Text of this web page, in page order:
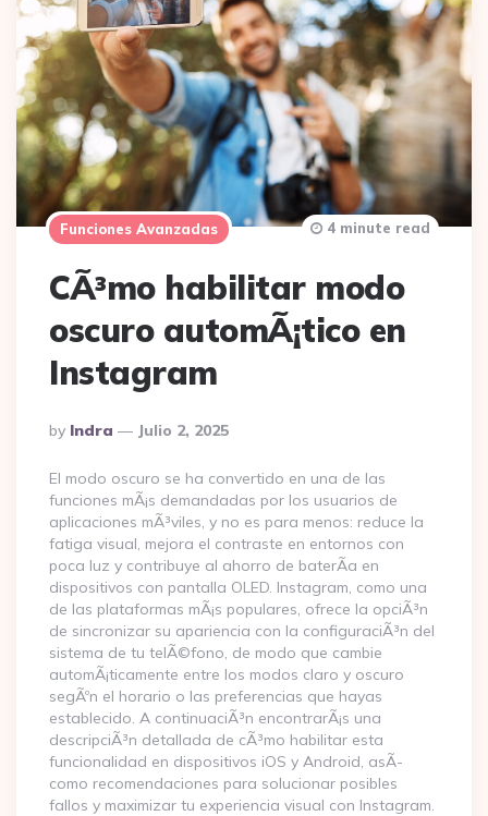
Funciones Avanzadas
CÃ³mo habilitar modo
oscuro automÃ¡tico en
Instagram
Posted
By
By Indra Julio 2, 2025
4 minute read
El modo oscuro se ha convertido en una de las
funciones mÃ¡s demandadas por los usuarios de
aplicaciones mÃ³viles, y no es para menos: reduce la
fatiga visual, mejora el contraste en entornos con
poca luz y contribuye al ahorro de baterÃ­a en
dispositivos con pantalla OLED. Instagram, como una
de las plataformas mÃ¡s populares, ofrece la opciÃ³n
de sincronizar su apariencia con la configuraciÃ³n del
sistema de tu telÃ©fono, de modo que cambie
automÃ¡ticamente entre los modos claro y oscuro
segÃºn el horario o las preferencias que hayas
establecido. A continuaciÃ³n encontrarÃ¡s una
descripciÃ³n detallada de cÃ³mo habilitar esta
funcionalidad en dispositivos iOS y Android, asÃ­
como recomendaciones para solucionar posibles
fallos y maximizar tu experiencia visual con Instagram.